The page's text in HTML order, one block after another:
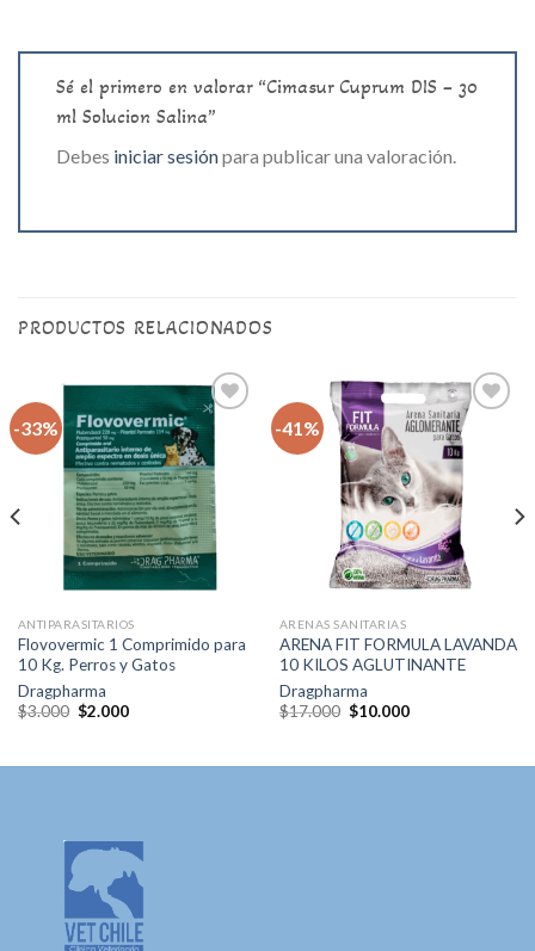
Sé el primero en valorar “Cimasur Cuprum DIS – 30
ml Solucion Salina”
Debes iniciar sesiónpara publicar una valoración.
PRODUCTOS RELACIONADOS
-33%
Agregar
a la lista
de
deseos
ANTIPARASITARIOS
Flovovermic 1 Comprimido para
10 Kg. Perros y Gatos
Dragpharma
$3.000 El
$3.000.
$2.000El
$2.000.
-41%
Agregar
a la lista
deseos
ARENAS SANITARIAS
ARENA FIT FORMULA LAVANDA
10 KILOS AGLUTINANTE
Dragpharma
$17.000 El
$17.000.
$10.000El
$10.000.